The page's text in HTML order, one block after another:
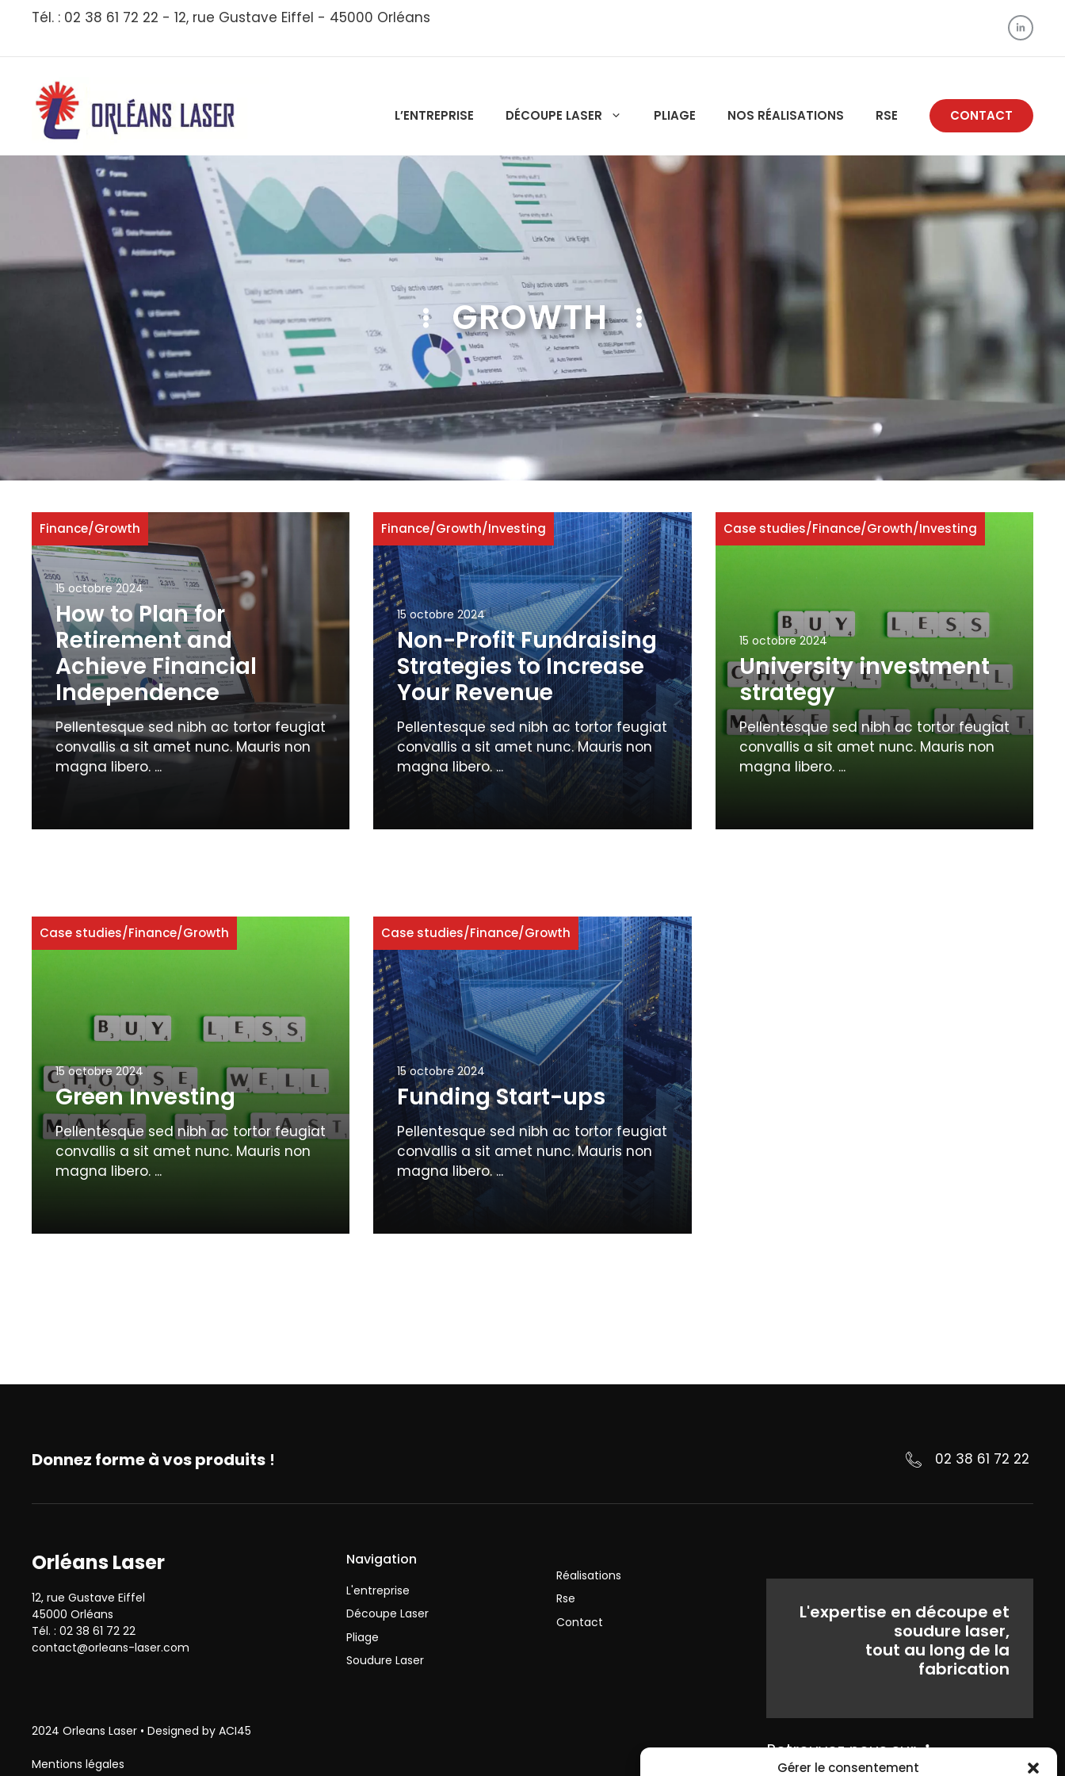
Gérer le consentement
Tél. : 02 38 61 72 22 - 12, rue Gustave Eiffel - 45000 Orléans
L’ENTREPRISE DÉCOUPE LASER PLIAGE NOS RÉALISATIONS RSE CONTACT
GROWTH
Finance/Growth
15 octobre 2024
How to Plan for
Retirement and
Achieve Financial
Independence
Pellentesque sed nibh ac tortor feugiat
convallis a sit amet nunc. Mauris non
magna libero. ...
Finance/Growth/Investing
15 octobre 2024
Non-Profit Fundraising
Strategies to Increase
Your Revenue
Pellentesque sed nibh ac tortor feugiat
convallis a sit amet nunc. Mauris non
magna libero. ...
Case studies/Finance/Growth/Investing
15 octobre 2024
University investment
strategy
Pellentesque sed nibh ac tortor feugiat
convallis a sit amet nunc. Mauris non
magna libero. ...
Case studies/Finance/Growth
15 octobre 2024
Green Investing
Pellentesque sed nibh ac tortor feugiat
convallis a sit amet nunc. Mauris non
magna libero. ...
Case studies/Finance/Growth
15 octobre 2024
Funding Start-ups
Pellentesque sed nibh ac tortor feugiat
convallis a sit amet nunc. Mauris non
magna libero. ...
Donnez forme à vos produits ! 02 38 61 72 22
Orléans Laser
12, rue Gustave Eiffel
45000 Orléans
Tél. : 02 38 61 72 22
contact@orleans-laser.com
2024 Orleans Laser • Designed by ACI45
Mentions légales
Navigation
L'entreprise
Découpe Laser
Pliage
Soudure Laser
Réalisations
Rse
Contact
L'expertise en découpe et
soudure laser,
tout au long de la
fabrication
Retrouvez nous sur